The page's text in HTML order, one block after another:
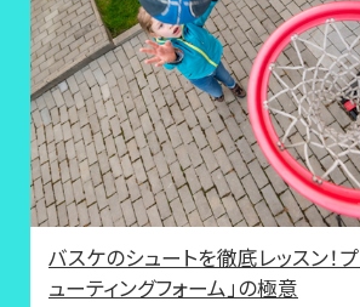
バスケのシュートを徹底レッスン！
ューティングフォーム」の極意